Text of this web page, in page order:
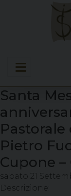
Santa
Pietro
Cupone –
sabato 21
Descrizione: